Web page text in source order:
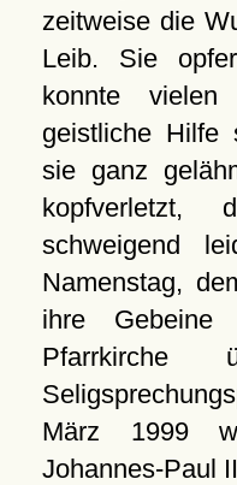
zeitweise die
Leib. Sie
konnte
geistliche Hilfe
sie ganz
schweigend
Namenstag,
ihre
Pfarrkirche
März 1999
Johannes-Paul